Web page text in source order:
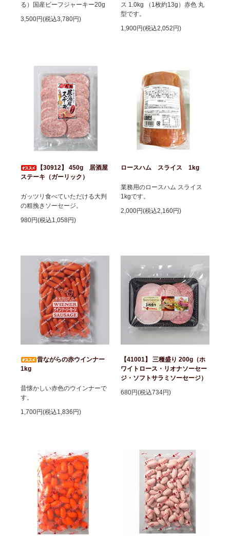
る）国産ビーフジャーキー20g
3,500円(税込3,780円)
ス 1.0kg （1枚約13g）赤色 丸
型です。
1,900円(税込2,052円)
【30912】 450g 居酒屋
ステーキ（ガーリック）
ガッツリ食べていただける大判
の粗挽きソーセージ。
980円(税込1,058円)
ロースハム スライス 1kg
業務用のロースハム スライス
1kgです。
2,000円(税込2,160円)
昔ながらの赤ウインナー
1kg
昔懐かしい赤色のウインナーで
す。
1,700円(税込1,836円)
【41001】 三種盛り 200g（ホ
ワイトロース・リオナソーセー
ジ・ソフトサラミソーセージ）
680円(税込734円)